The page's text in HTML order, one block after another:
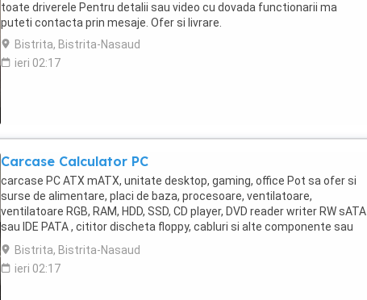
toate driverele Pentru detalii sau video cu dovada functionarii ma
puteti contacta prin mesaje. Ofer si livrare.
Bistrita, Bistrita-Nasaud
ieri 02:17
Carcase Calculator PC
carcase PC ATX mATX, unitate desktop, gaming, office Pot sa ofer si
surse de alimentare, placi de baza, procesoare, ventilatoare,
ventilatoare RGB, RAM, HDD, SSD, CD player, DVD reader writer RW sATA
sau IDE PATA , cititor discheta floppy, cabluri si alte componente sau
periferice, tastaturi USB, ...
Bistrita, Bistrita-Nasaud
ieri 02:17